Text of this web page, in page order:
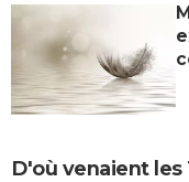
D'où venaient les